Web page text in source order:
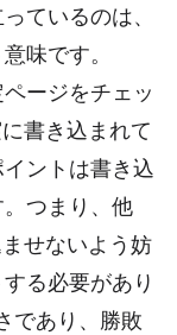
ているのは、
味です。
ージをチェッ
書き込まれて
ントは書き込
つまり、他
せないよう妨
る必要があり
であり、勝敗